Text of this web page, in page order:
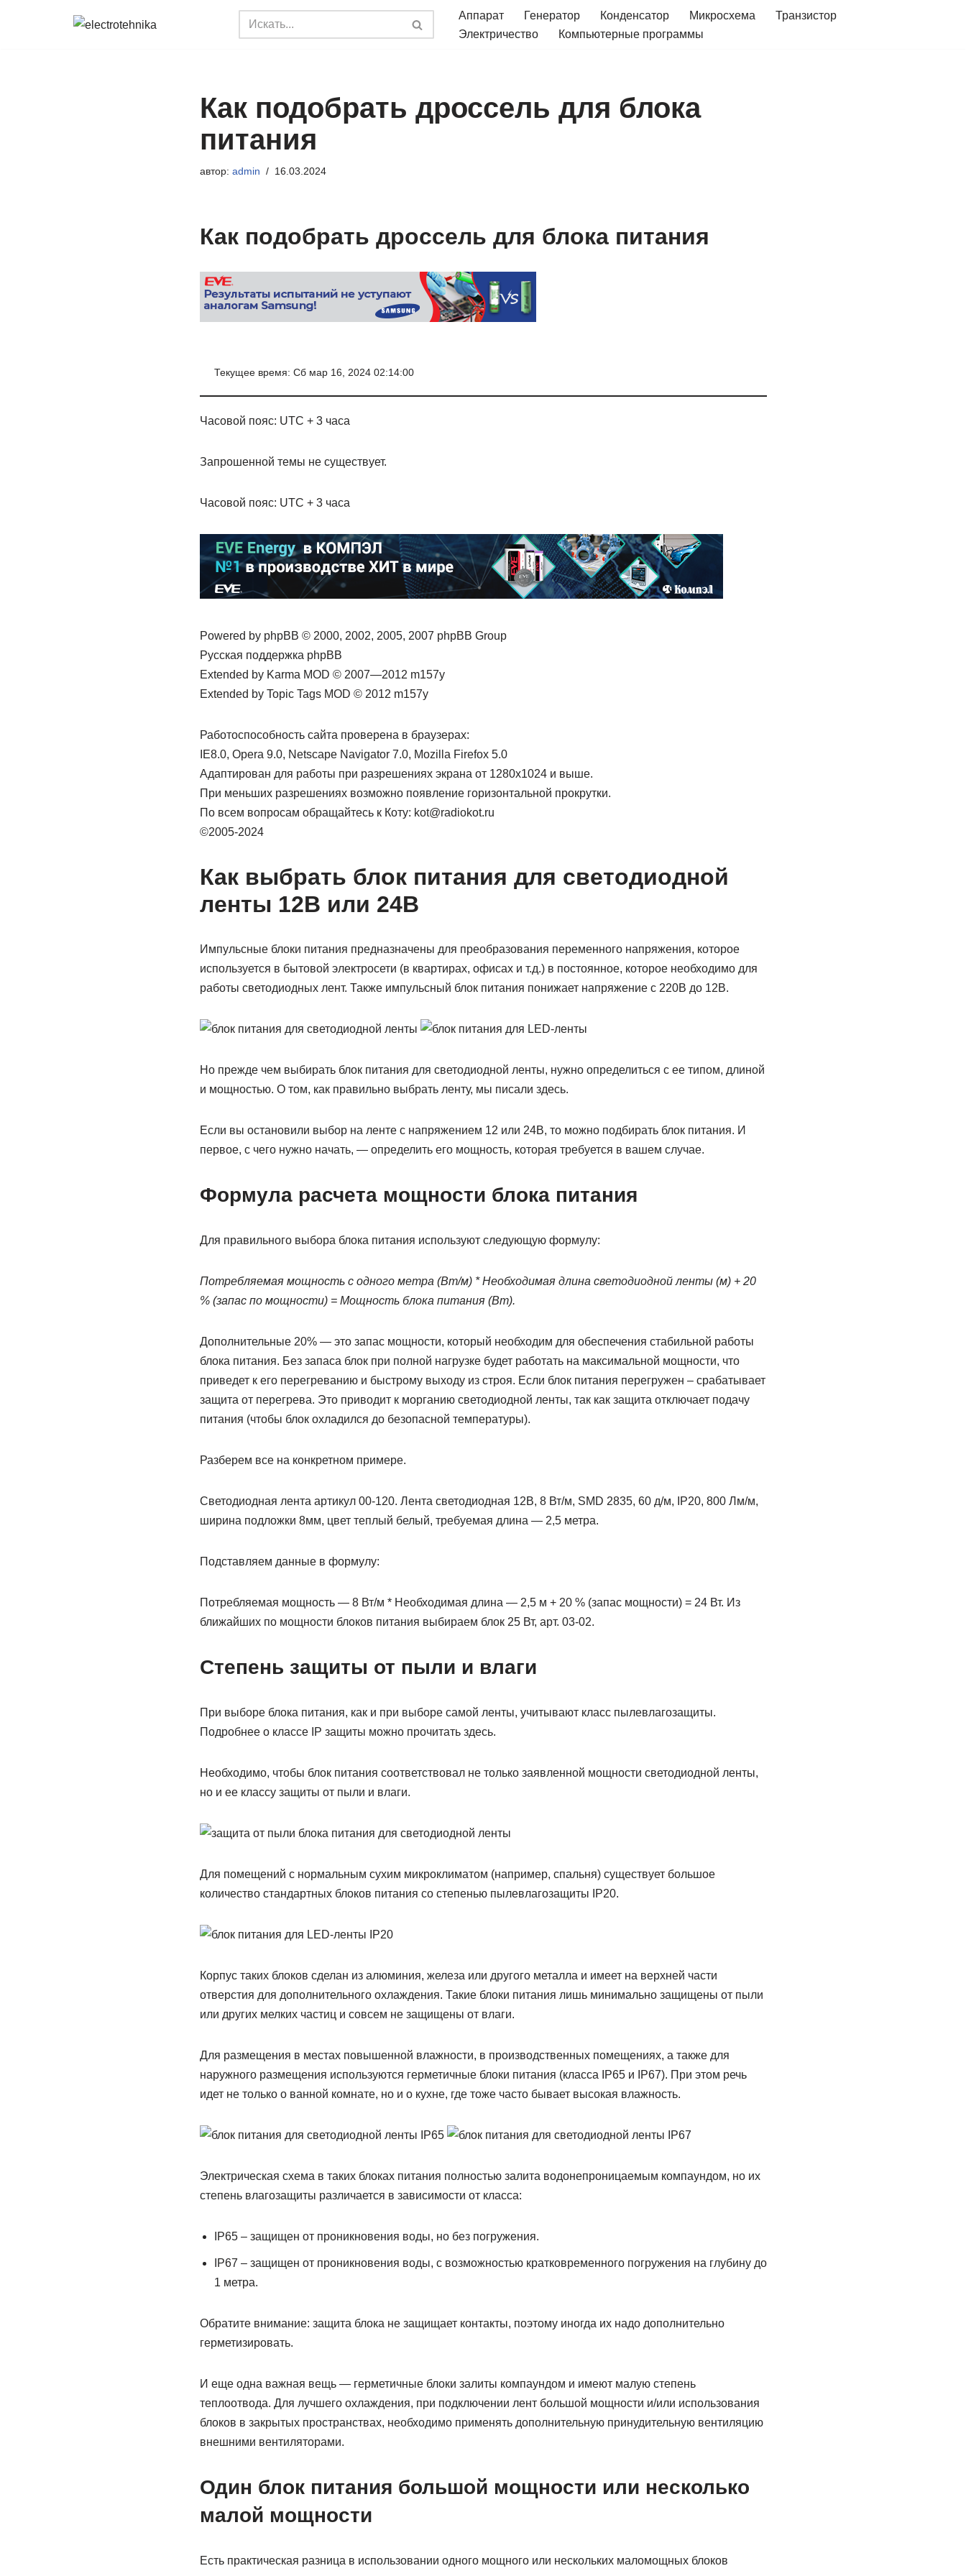
Аппарат Генератор Конденсатор Микросхема
Транзистор
Электричество
Компьютерные программы
Как подобрать дроссель для блока
питания
автор: admin 16.03.2024
Как подобрать дроссель для блока питания
Текущее время: Сб мар 16, 2024 02:14:00
Часовой пояс: UTC + 3 часа
Запрошенной темы не существует.
Часовой пояс: UTC + 3 часа
Powered by phpBB © 2000, 2002, 2005, 2007 phpBB Group
Русская поддержка phpBB
Extended by Karma MOD © 2007—2012 m157y
Extended by Topic Tags MOD © 2012 m157y
Работоспособность сайта проверена в браузерах:
IE8.0, Opera 9.0, Netscape Navigator 7.0, Mozilla Firefox 5.0
Адаптирован для работы при разрешениях экрана от 1280х1024 и выше.
При меньших разрешениях возможно появление горизонтальной прокрутки.
По всем вопросам обращайтесь к Коту: kot@radiokot.ru
©2005-2024
Как выбрать блок питания для светодиодной
ленты 12В или 24В
Импульсные блоки питания предназначены для преобразования переменного напряжения, которое
используется в бытовой электросети (в квартирах, офисах и т.д.) в постоянное, которое необходимо для
работы светодиодных лент. Также импульсный блок питания понижает напряжение с 220В до 12В.
Но прежде чем выбирать блок питания для светодиодной ленты, нужно определиться с ее типом, длиной
и мощностью. О том, как правильно выбрать ленту, мы писали здесь.
Если вы остановили выбор на ленте с напряжением 12 или 24В, то можно подбирать блок питания. И
первое, с чего нужно начать, — определить его мощность, которая требуется в вашем случае.
Формула расчета мощности блока питания
Для правильного выбора блока питания используют следующую формулу:
Потребляемая мощность с одного метра (Вт/м) * Необходимая длина светодиодной ленты (м) + 20
% (запас по мощности) = Мощность блока питания (Вт).
Дополнительные 20% — это запас мощности, который необходим для обеспечения стабильной работы
блока питания. Без запаса блок при полной нагрузке будет работать на максимальной мощности, что
приведет к его перегреванию и быстрому выходу из строя. Если блок питания перегружен – срабатывает
защита от перегрева. Это приводит к морганию светодиодной ленты, так как защита отключает подачу
питания (чтобы блок охладился до безопасной температуры).
Разберем все на конкретном примере.
Светодиодная лента артикул 00-120. Лента светодиодная 12В, 8 Вт/м, SMD 2835, 60 д/м, IP20, 800 Лм/м,
ширина подложки 8мм, цвет теплый белый, требуемая длина — 2,5 метра.
Подставляем данные в формулу:
Потребляемая мощность — 8 Вт/м * Необходимая длина — 2,5 м + 20 % (запас мощности) = 24 Вт. Из
ближайших по мощности блоков питания выбираем блок 25 Вт, арт. 03-02.
Степень защиты от пыли и влаги
При выборе блока питания, как и при выборе самой ленты, учитывают класс пылевлагозащиты.
Подробнее о классе IP защиты можно прочитать здесь.
Необходимо, чтобы блок питания соответствовал не только заявленной мощности светодиодной ленты,
но и ее классу защиты от пыли и влаги.
Для помещений с нормальным сухим микроклиматом (например, спальня) существует большое
количество стандартных блоков питания со степенью пылевлагозащиты IP20.
Корпус таких блоков сделан из алюминия, железа или другого металла и имеет на верхней части
отверстия для дополнительного охлаждения. Такие блоки питания лишь минимально защищены от пыли
или других мелких частиц и совсем не защищены от влаги.
Для размещения в местах повышенной влажности, в производственных помещениях, а также для
наружного размещения используются герметичные блоки питания (класса IP65 и IP67). При этом речь
идет не только о ванной комнате, но и о кухне, где тоже часто бывает высокая влажность.
Электрическая схема в таких блоках питания полностью залита водонепроницаемым компаундом, но их
степень влагозащиты различается в зависимости от класса:
IP65 – защищен от проникновения воды, но без погружения.
IP67 – защищен от проникновения воды, с возможностью кратковременного погружения на глубину до
1 метра.
Обратите внимание: защита блока не защищает контакты, поэтому иногда их надо дополнительно
герметизировать.
И еще одна важная вещь — герметичные блоки залиты компаундом и имеют малую степень
теплоотвода. Для лучшего охлаждения, при подключении лент большой мощности и/или использования
блоков в закрытых пространствах, необходимо применять дополнительную принудительную вентиляцию
внешними вентиляторами.
Один блок питания большой мощности или несколько
малой мощности
Есть практическая разница в использовании одного мощного или нескольких маломощных блоков